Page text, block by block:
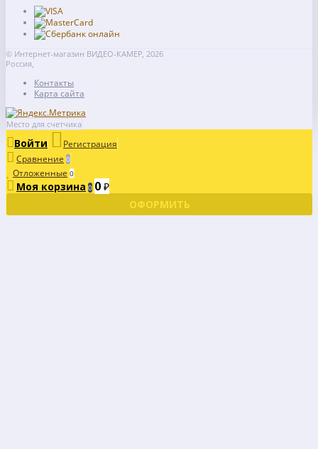
© Интернет-магазин ВИДЕО-КАМЕР, 2026
Россия,
Контакты
Карта сайта
Место для счетчика
Войти
Регистрация
Сравнение 0
Отложенные 0
Моя корзина 0 0 ₽
ОФОРМИТЬ